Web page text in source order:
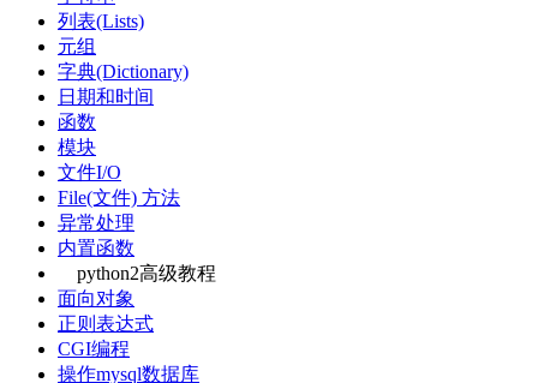
列表(Lists)
元组
字典(Dictionary)
日期和时间
函数
模块
文件I/O
File(文件) 方法
异常处理
内置函数
python2高级教程
面向对象
正则表达式
CGI编程
操作mysql数据库